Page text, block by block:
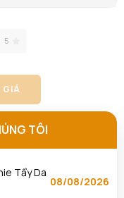
5
GIÁ
TÔI
Hoa
Tẩy
Tẩy Da
08/08/2026